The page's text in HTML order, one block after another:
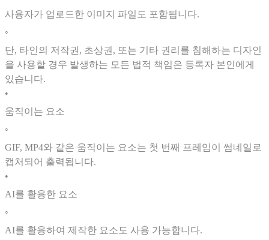
사용자가 업로드한 이미지 파일도 포함됩니다.
◦
단, 타인의 저작권, 초상권, 또는 기타 권리를 침해하는 디자인
을 사용할 경우 발생하는 모든 법적 책임은 등록자 본인에게
있습니다.
•
움직이는 요소
◦
GIF, MP4와 같은 움직이는 요소는 첫 번째 프레임이 썸네일로
캡처되어 출력됩니다.
•
AI를 활용한 요소
◦
AI를 활용하여 제작한 요소도 사용 가능합니다.